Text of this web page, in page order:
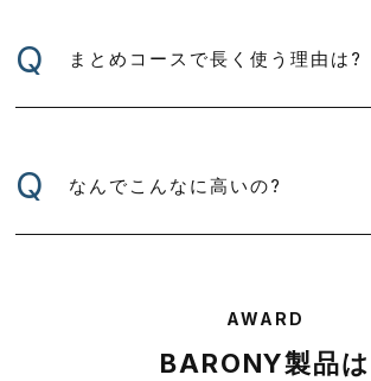
Q まとめコースで長く使う理由は?
Q なんでこんなに高いの?
AWARD
BARONY製品は